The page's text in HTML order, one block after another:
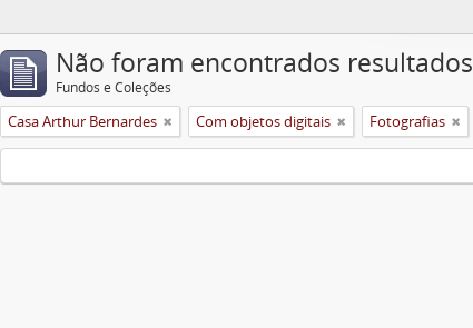
Não foram encontrados resultados
Fundos e Coleções
Casa Arthur Bernardes Com objetos digitais Fotografias